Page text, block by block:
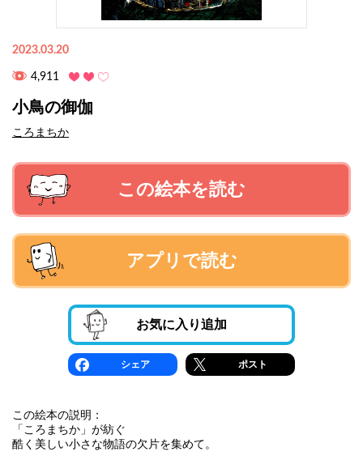
2023.03.20
4,911
小鳥の御伽
ころまちか
この絵本を読む
アプリで読む
お気に入り追加
シェア ポスト
この絵本の説明：
「ころまちか」が紡ぐ
酷く美しい小さな物語の欠片を集めて。